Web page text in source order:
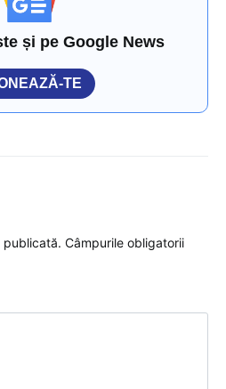
și pe Google News
TE
publicată. Câmpurile obligatorii